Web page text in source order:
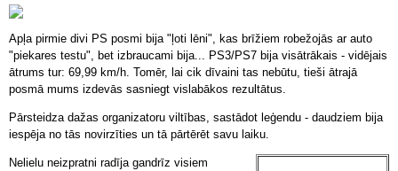
Apļa pirmie divi PS posmi bija "ļoti lēni", kas brīžiem robežojās ar auto
"piekares testu", bet izbraucami bija... PS3/PS7 bija visātrākais - vidējais
ātrums tur: 69,99 km/h. Tomēr, lai cik dīvaini tas nebūtu, tieši ātrajā
posmā mums izdevās sasniegt vislabākos rezultātus.
Pārsteidza dažas organizatoru viltības, sastādot leģendu - daudziem bija
iespēja no tās novirzīties un tā pārtērēt savu laiku.
Nelielu neizpratni radīja gandrīz visiem